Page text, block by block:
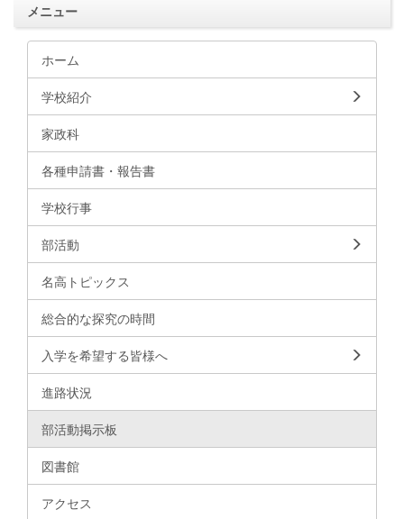
メニュー
ホーム
学校紹介
家政科
各種申請書・報告書
学校行事
部活動
名高トピックス
総合的な探究の時間
入学を希望する皆様へ
進路状況
部活動掲示板
図書館
アクセス